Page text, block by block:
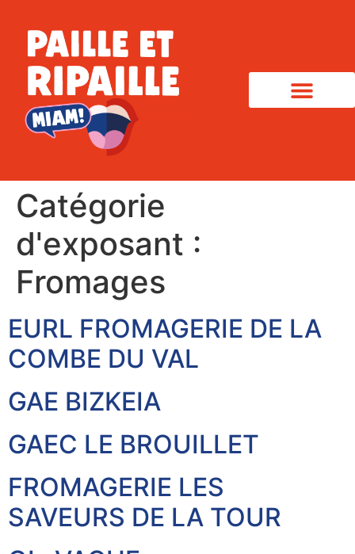
Catégorie
d'exposant :
Fromages
EURL FROMAGERIE DE LA
COMBE DU VAL
GAE BIZKEIA
GAEC LE BROUILLET
FROMAGERIE LES
SAVEURS DE LA TOUR